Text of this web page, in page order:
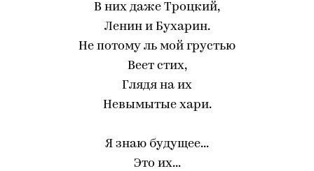
В них даже Троцкий,
Ленин и Бухарин.
Не потому ль мой грустью
Веет стих,
Глядя на их
Невымытые хари.
Я знаю будущее...
Это их...